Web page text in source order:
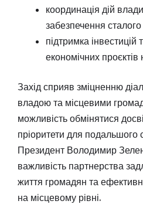
координація дій
забезпечення сталого
підтримка інвестицій
економічних проєктів
Захід сприяв зміцненню
владою та місцевими
можливість обмінятися
пріоритети для подальшого
Президент Володимир
важливість партнерства
життя громадян та
на місцевому рівні.